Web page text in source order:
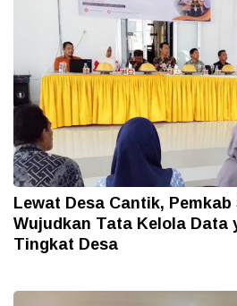
Lewat Desa Cantik, Pemkab
Wujudkan Tata Kelola Data
Tingkat Desa